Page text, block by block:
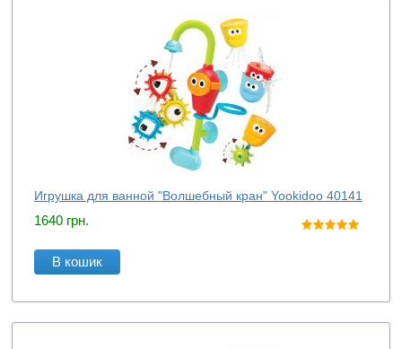
Игрушка для ванной "Волшебный кран" Yookidoo 40141
1640 грн.
В кошик